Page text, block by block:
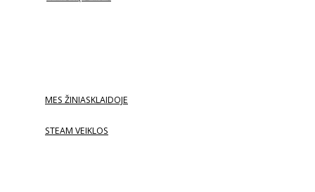
MES ŽINIASKLAIDOJE
STEAM VEIKLOS